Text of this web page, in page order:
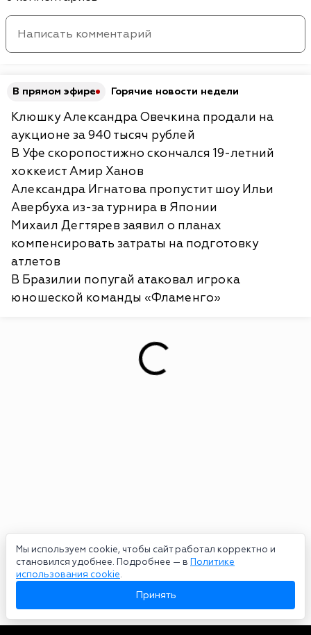
Мы используем cookie, чтобы сайт работал корректно и
становился удобнее. Подробнее — в Политике
использования cookie.
Принять
В прямом эфире Горячие новости недели
Клюшку Александра Овечкина продали на
аукционе за 940 тысяч рублей
В Уфе скоропостижно скончался 19-летний
хоккеист Амир Ханов
Александра Игнатова пропустит шоу Ильи
Авербуха из-за турнира в Японии
Михаил Дегтярев заявил о планах
компенсировать затраты на подготовку
атлетов
В Бразилии попугай атаковал игрока
юношеской команды «Фламенго»